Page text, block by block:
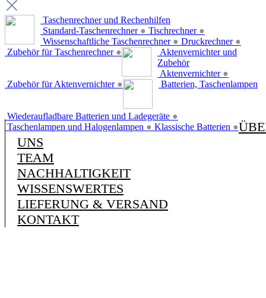
Taschenrechner und Rechenhilfen
Standard-Taschenrechner ● Tischrechner ●
Wissenschaftliche Taschenrechner ● Druckrechner ●
Zubehör für Taschenrechner ●
Aktenvernichter und
Zubehör
Aktenvernichter ●
Zubehör für Aktenvernichter ● Batterien, Taschenlampen
Wiederaufladbare Batterien und Ladegeräte ●
Taschenlampen und Halogenlampen ● Klassische Batterien ●
UNS
TEAM
NACHHALTIGKEIT
WISSENSWERTES
LIEFERUNG & VERSAND
KONTAKT